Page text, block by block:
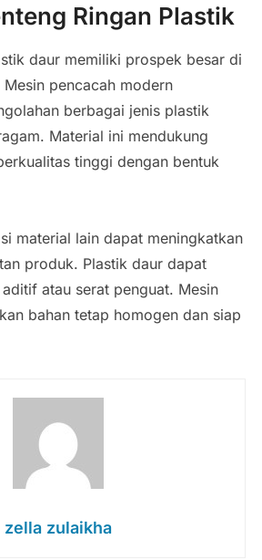
Ringan Plastik
daur memiliki prospek besar di
pencacah modern
berbagai jenis plastik
Material ini mendukung
tinggi dengan bentuk
material lain dapat meningkatkan
produk. Plastik daur dapat
atau serat penguat. Mesin
bahan tetap homogen dan siap
zella zulaikha